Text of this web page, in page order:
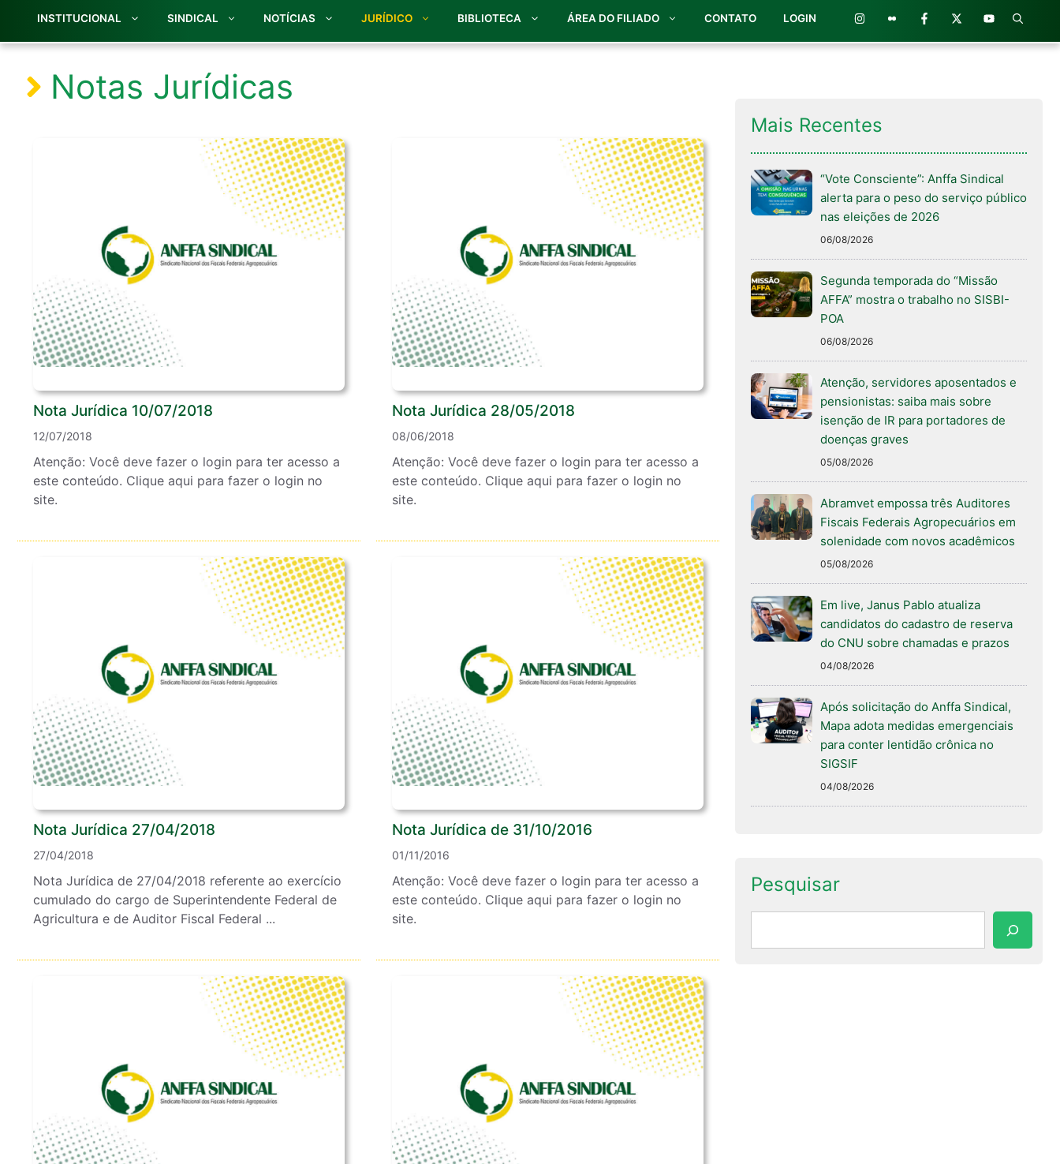
INSTITUCIONAL SINDICAL NOTÍCIAS JURÍDICO BIBLIOTECA ÁREA DO FILIADO CONTATO LOGIN
Notas Jurídicas
Nota Jurídica 10/07/2018
12/07/2018
Atenção: Você deve fazer o login para ter acesso a
este conteúdo. Clique aqui para fazer o login no
site.
Nota Jurídica 28/05/2018
08/06/2018
Atenção: Você deve fazer o login para ter acesso a
este conteúdo. Clique aqui para fazer o login no
site.
Nota Jurídica 27/04/2018
27/04/2018
Nota Jurídica de 27/04/2018 referente ao exercício
cumulado do cargo de Superintendente Federal de
Agricultura e de Auditor Fiscal Federal ...
Nota Jurídica de 31/10/2016
01/11/2016
Atenção: Você deve fazer o login para ter acesso a
este conteúdo. Clique aqui para fazer o login no
site.
Mais Recentes
“Vote Consciente”: Anffa Sindical
alerta para o peso do serviço público
nas eleições de 2026
06/08/2026
Segunda temporada do “Missão
AFFA” mostra o trabalho no SISBI-
POA
06/08/2026
Atenção, servidores aposentados e
pensionistas: saiba mais sobre
isenção de IR para portadores de
doenças graves
05/08/2026
Abramvet empossa três Auditores
Fiscais Federais Agropecuários em
solenidade com novos acadêmicos
05/08/2026
Em live, Janus Pablo atualiza
candidatos do cadastro de reserva
do CNU sobre chamadas e prazos
04/08/2026
Após solicitação do Anffa Sindical,
Mapa adota medidas emergenciais
para conter lentidão crônica no
SIGSIF
04/08/2026
Pesquisar